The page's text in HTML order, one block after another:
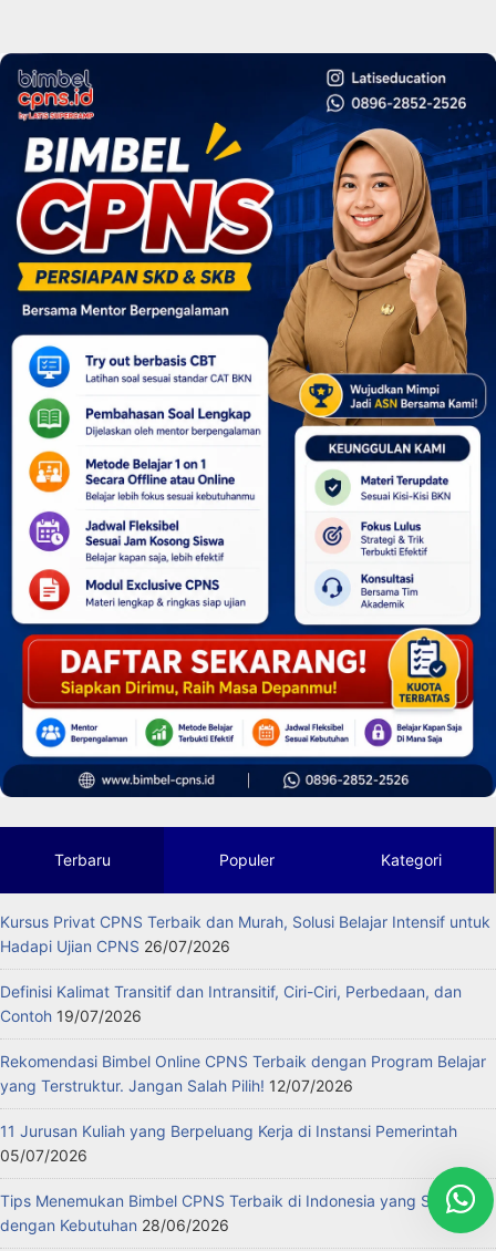
Terbaru Populer Kategori
Kursus Privat CPNS Terbaik dan Murah, Solusi Belajar Intensif untuk
Hadapi Ujian CPNS 26/07/2026
Definisi Kalimat Transitif dan Intransitif, Ciri-Ciri, Perbedaan, dan
Contoh 19/07/2026
Rekomendasi Bimbel Online CPNS Terbaik dengan Program Belajar
yang Terstruktur. Jangan Salah Pilih! 12/07/2026
11 Jurusan Kuliah yang Berpeluang Kerja di Instansi Pemerintah
05/07/2026
Tips Menemukan Bimbel CPNS Terbaik di Indonesia yang Sesuai
dengan Kebutuhan 28/06/2026